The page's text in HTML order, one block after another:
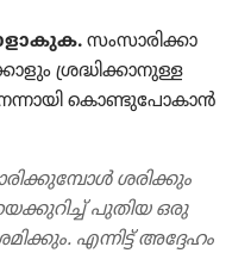
സംസാ​രി​ക്കാ​
ശ്രദ്ധി​ക്കാ​നുള്ള
കൊണ്ടു​പോ​കാൻ
ശരിക്കും
പുതിയ ഒരു
എന്നിട്ട്‌ അദ്ദേഹം